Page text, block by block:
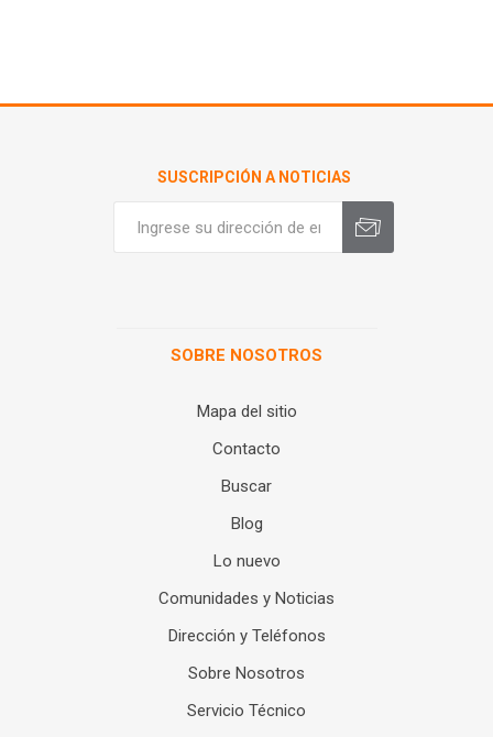
SUSCRIPCIÓN A NOTICIAS
SOBRE NOSOTROS
Mapa del sitio
Contacto
Buscar
Blog
Lo nuevo
Comunidades y Noticias
Dirección y Teléfonos
Sobre Nosotros
Servicio Técnico